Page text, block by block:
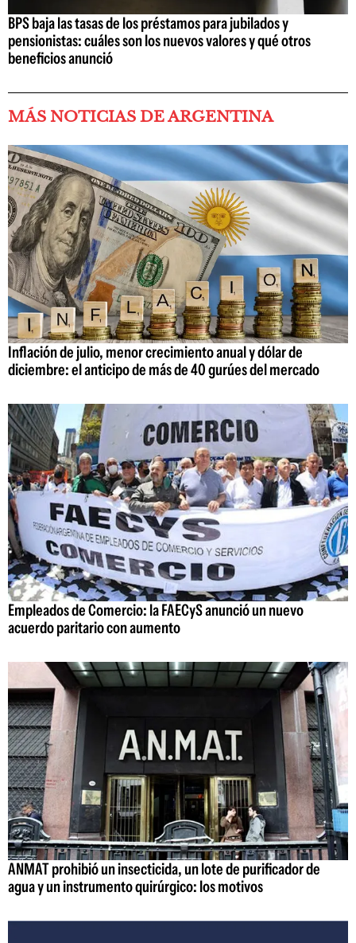
BPS baja las tasas de los préstamos para jubilados y
pensionistas: cuáles son los nuevos valores y qué otros
beneficios anunció
MÁS NOTICIAS DE ARGENTINA
Inflación de julio, menor crecimiento anual y dólar de
diciembre: el anticipo de más de 40 gurúes del mercado
Empleados de Comercio: la FAECyS anunció un nuevo
acuerdo paritario con aumento
ANMAT prohibió un insecticida, un lote de purificador de
agua y un instrumento quirúrgico: los motivos